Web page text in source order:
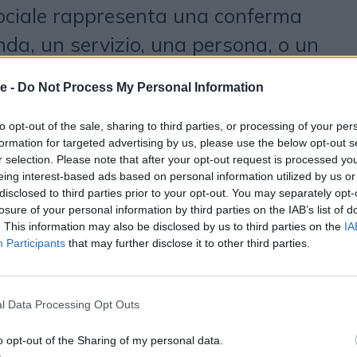
- Do Not Process My Personal Information
opt-out of the sale, sharing to third parties, or processing of your
for targeted advertising by us, please use the below opt-out
selection. Please note that after your opt-out request is processed
interest-based ads based on personal information utilized by us
to third parties prior to your opt-out. You may separately
of your personal information by third parties on the IAB’s list of
This information may also be disclosed by us to third parties on the
Participants that may further disclose it to other third parties.
Data Processing Opt Outs
opt-out of the Sharing of my personal data.
rappresenta una conferma
un servizio, una persona, o un
comunica anche che coloro che
hanno avuto
La riprova sociale arriva
i quali forniscono una
rendendo il business più
considerando che l’89%
le recensioni influiscono sulla
utilizzare a proprio vantaggio
aiuta a convertire di più.
come 6 modi di utilizzo di